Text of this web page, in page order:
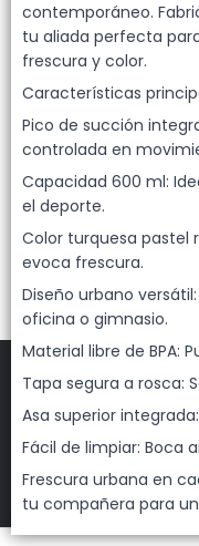
contemporáneo.
tu aliada perfecta
frescura y color.
Características
Pico de succión
controlada en
Capacidad 600 ml:
el deporte.
Color turquesa pastel
evoca frescura.
Diseño urbano
oficina o gimnasio.
Material libre de BPA:
Tapa segura a rosca:
Asa superior
Fácil de limpiar: Boca
Frescura urbana en
tu compañera para
Defensa de las y los